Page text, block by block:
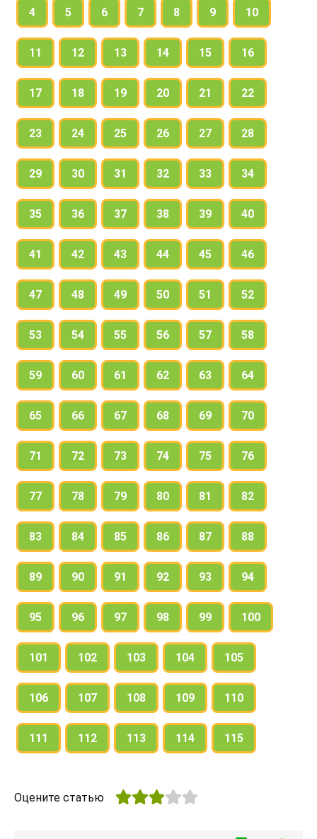
4 5 6 7 8 9 10
11 12 13 14 15 16
17 18 19 20 21 22
23 24 25 26 27 28
29 30 31 32 33 34
35 36 37 38 39 40
41 42 43 44 45 46
47 48 49 50 51 52
53 54 55 56 57 58
59 60 61 62 63 64
65 66 67 68 69 70
71 72 73 74 75 76
77 78 79 80 81 82
83 84 85 86 87 88
89 90 91 92 93 94
95 96 97 98 99 100
101 102 103 104 105
106 107 108 109 110
111 112 113 114 115
Оцените статью